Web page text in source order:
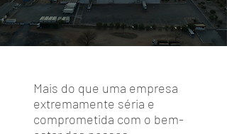
Mais do que uma empresa
extremamente séria e
comprometida com o bem-